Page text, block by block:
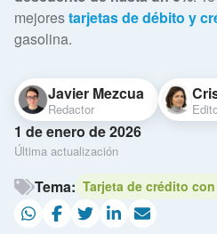
mejorestarjetas de débito y
gasolina.
Javier Mezcua
Redactor
1 de enero de 2026
Última actualización
Tema: Tarjeta de crédito